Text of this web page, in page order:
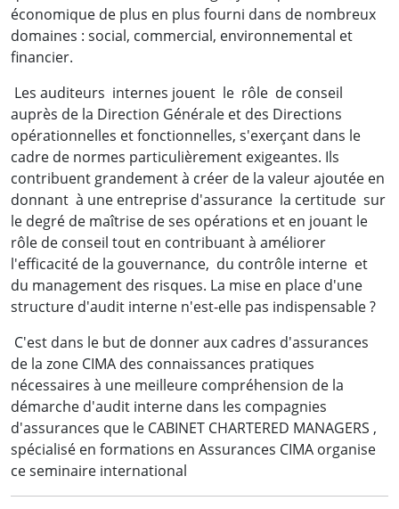
économique de plus en plus fourni dans de nombreux
domaines : social, commercial, environnemental et
financier.
Les auditeurs internes jouent le rôle de conseil
auprès de la Direction Générale et des Directions
opérationnelles et fonctionnelles, s'exerçant dans le
cadre de normes particulièrement exigeantes. Ils
contribuent grandement à créer de la valeur ajoutée en
donnant à une entreprise d'assurance la certitude sur
le degré de maîtrise de ses opérations et en jouant le
rôle de conseil tout en contribuant à améliorer
l'efficacité de la gouvernance, du contrôle interne et
du management des risques. La mise en place d'une
structure d'audit interne n'est-elle pas indispensable ?
C'est dans le but de donner aux cadres d'assurances
de la zone CIMA des connaissances pratiques
nécessaires à une meilleure compréhension de la
démarche d'audit interne dans les compagnies
d'assurances que le CABINET CHARTERED MANAGERS ,
spécialisé en formations en Assurances CIMA organise
ce seminaire international